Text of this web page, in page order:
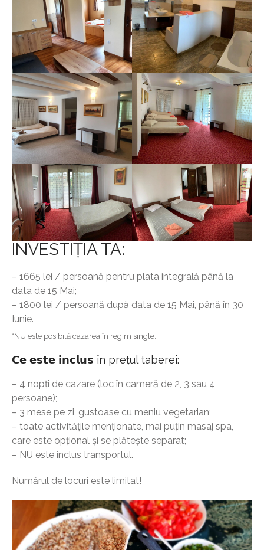
INVESTIȚIA TA:
– 1665 lei / persoană pentru plata integrală până la
data de 15 Mai;
– 1800 lei / persoană după data de 15 Mai, până în 30
Iunie.
*NU este posibilă cazarea în regim single.
𝗖𝗲 𝗲𝘀𝘁𝗲 𝗶𝗻𝗰𝗹𝘂𝘀 în prețul taberei:
– 4 nopți de cazare (loc în cameră de 2, 3 sau 4
persoane);
– 3 mese pe zi, gustoase cu meniu vegetarian;
– toate activitățile menționate, mai puțin masaj spa,
care este opțional și se plătește separat;
– NU este inclus transportul.
Numărul de locuri este limitat!